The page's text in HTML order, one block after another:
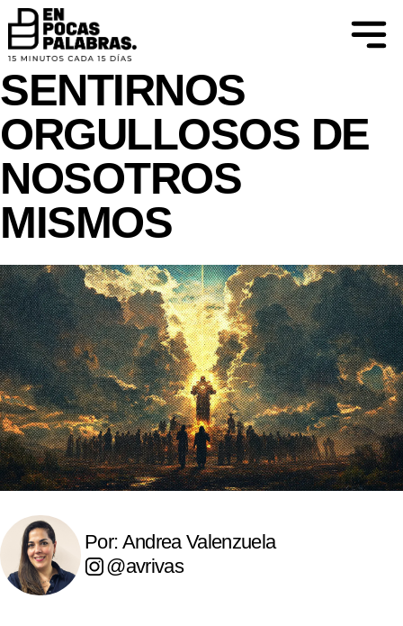
ATREVERSE A IMAGINAR Y APRENDER
PRACTIQUEMOS
SENTIRNOS
ORGULLOSOS DE
NOSOTROS
MISMOS
Por: Andrea Valenzuela
@avrivas